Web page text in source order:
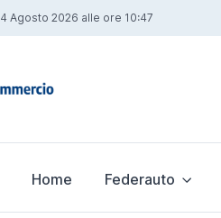
4 Agosto 2026 alle ore 10:47
Home Federauto